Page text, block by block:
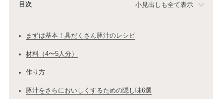
目次 小見出しも全て表示
まずは基本！具だくさん豚汁のレシピ
材料（4〜5人分）
作り方
豚汁をさらにおいしくするための隠し味6選